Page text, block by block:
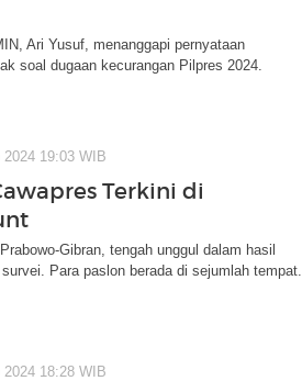
Ari Yusuf, menanggapi pernyataan
soal dugaan kecurangan Pilpres 2024.
2024 19:03 WIB
Terkini di
Gibran, tengah unggul dalam hasil
Para paslon berada di sejumlah tempat.
2024 18:28 WIB